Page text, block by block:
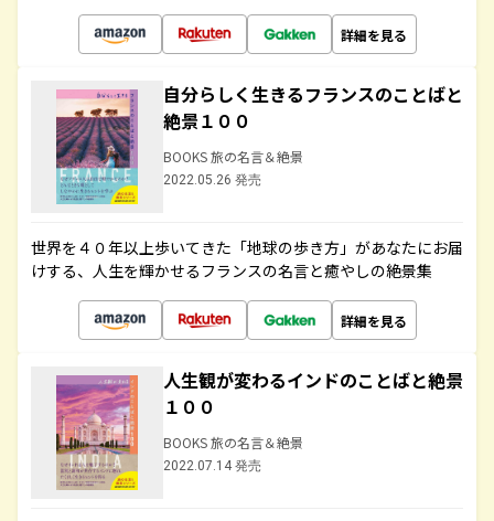
詳細を見る
自分らしく生きるフランスのことばと
絶景１００
BOOKS 旅の名言＆絶景
2022.05.26 発売
世界を４０年以上歩いてきた「地球の歩き方」があなたにお届
けする、人生を輝かせるフランスの名言と癒やしの絶景集
詳細を見る
人生観が変わるインドのことばと絶景
１００
BOOKS 旅の名言＆絶景
2022.07.14 発売